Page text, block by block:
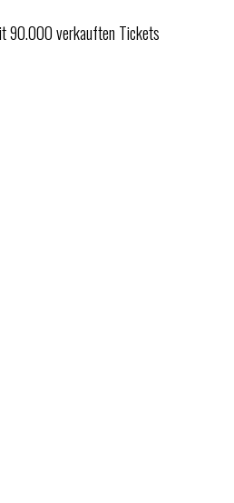
90.000 verkauften Tickets